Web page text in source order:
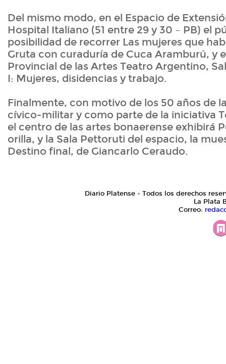
Del mismo modo, en el Espacio de
Hospital Italiano (51 entre 29 y 30 – PB) el
posibilidad de recorrer Las mujeres que
Gruta con curaduría de Cuca Aramburú, y
Provincial de las Artes Teatro Argentino,
I: Mujeres, disidencias y trabajo.
Finalmente, con motivo de los 50 años de
cívico-militar y como parte de la iniciativa
el centro de las artes bonaerense exhibirá
orilla, y la Sala Pettoruti del espacio, la
Destino final, de Giancarlo Ceraudo.
Diario Platense - Todos los derechos
La Plata
Correo: